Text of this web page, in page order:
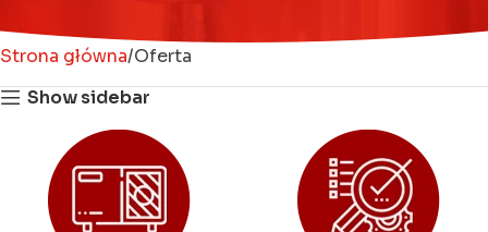
Strona główna Oferta
Show sidebar